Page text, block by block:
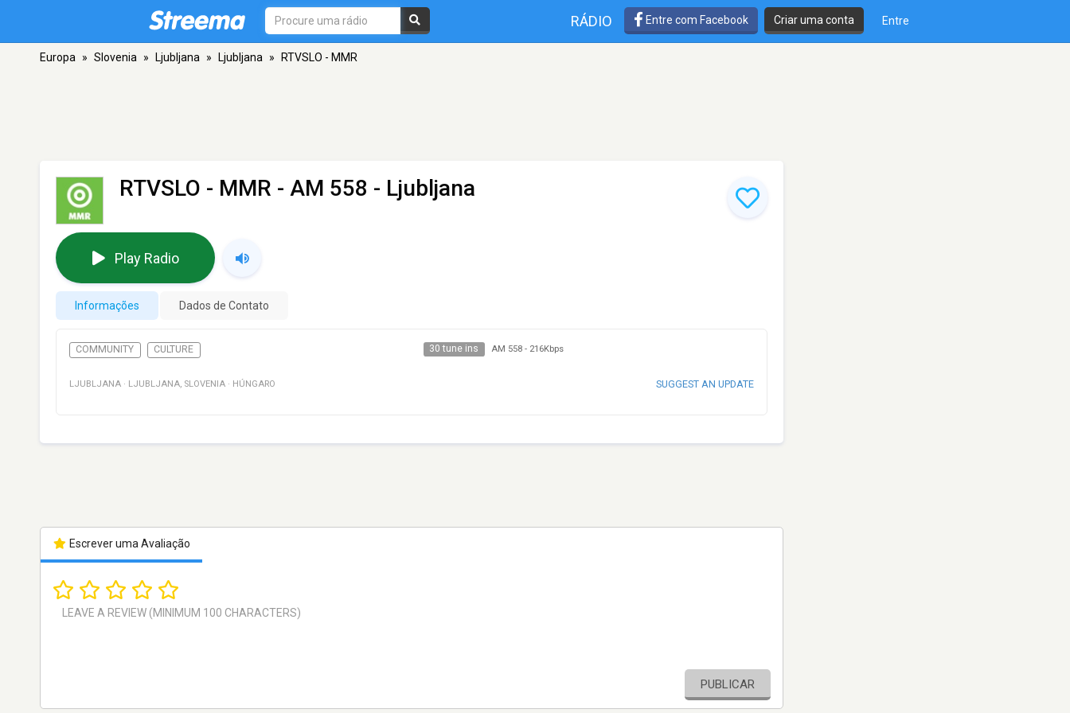
RÁDIO Entre com Facebook Criar uma conta Entre
Europa » Slovenia » Ljubljana » Ljubljana » RTVSLO - MMR
RTVSLO - MMR - AM 558 - Ljubljana
Play Radio
Informações Dados de Contato
COMMUNITY CULTURE 30 tune ins AM 558- 216Kbps
LJUBLJANA · LJUBLJANA, SLOVENIA · HÚNGARO SUGGEST AN UPDATE
Escrever uma Avaliação
PUBLICAR